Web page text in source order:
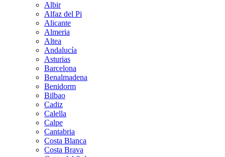
Albir
Alfaz del Pi
Alicante
Almeria
Altea
Andalucía
Asturias
Barcelona
Benalmadena
Benidorm
Bilbao
Cadiz
Calella
Calpe
Cantabria
Costa Blanca
Costa Brava